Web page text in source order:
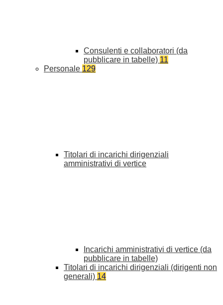
Consulenti e collaboratori (da
pubblicare in tabelle) 11
Personale 129
Titolari di incarichi dirigenziali
amministrativi di vertice
Incarichi amministrativi di vertice (da
pubblicare in tabelle)
Titolari di incarichi dirigenziali (dirigenti non
generali) 14